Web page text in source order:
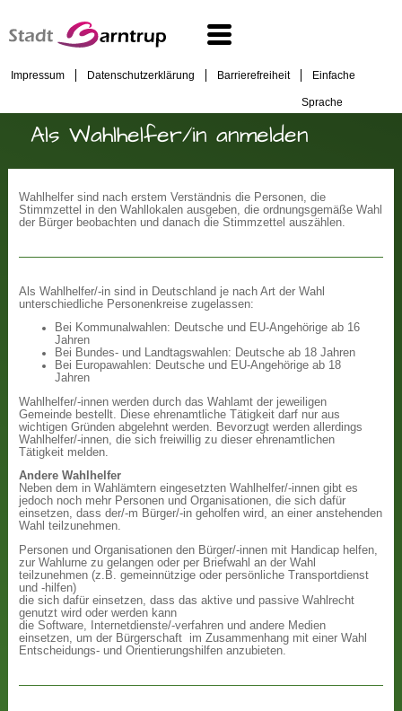
Impressum Datenschutzerklärung Barrierefreiheit Einfache
Sprache
Als Wahlhelfer/in anmelden
Wahlhelfer sind nach erstem Verständnis die Personen, die
Stimmzettel in den Wahllokalen ausgeben, die ordnungsgemäße Wahl
der Bürger beobachten und danach die Stimmzettel auszählen.
Als Wahlhelfer/-in sind in Deutschland je nach Art der Wahl
unterschiedliche Personenkreise zugelassen:
Bei Kommunalwahlen: Deutsche und EU-Angehörige ab 16
Jahren
Bei Bundes- und Landtagswahlen: Deutsche ab 18 Jahren
Bei Europawahlen: Deutsche und EU-Angehörige ab 18
Jahren
Wahlhelfer/-innen werden durch das Wahlamt der jeweiligen
Gemeinde bestellt. Diese ehrenamtliche Tätigkeit darf nur aus
wichtigen Gründen abgelehnt werden. Bevorzugt werden allerdings
Wahlhelfer/-innen, die sich freiwillig zu dieser ehrenamtlichen
Tätigkeit melden.
Andere Wahlhelfer
Neben dem in Wahlämtern eingesetzten Wahlhelfer/-innen gibt es
jedoch noch mehr Personen und Organisationen, die sich dafür
einsetzen, dass der/-m Bürger/-in geholfen wird, an einer anstehenden
Wahl teilzunehmen.
Personen und Organisationen den Bürger/-innen mit Handicap helfen,
zur Wahlurne zu gelangen oder per Briefwahl an der Wahl
teilzunehmen (z.B. gemeinnützige oder persönliche Transportdienst
und -hilfen)
die sich dafür einsetzen, dass das aktive und passive Wahlrecht
genutzt wird oder werden kann
die Software, Internetdienste/-verfahren und andere Medien
einsetzen, um der Bürgerschaft im Zusammenhang mit einer Wahl
Entscheidungs- und Orientierungshilfen anzubieten.